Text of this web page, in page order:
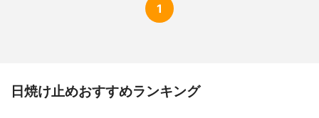
1
日焼け止めおすすめランキング